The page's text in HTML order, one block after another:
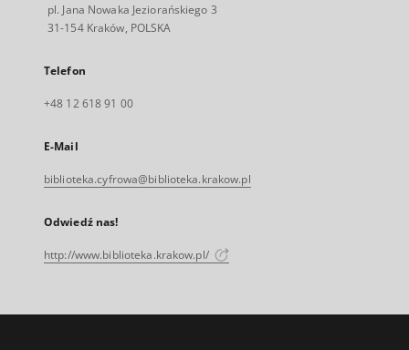
pl. Jana Nowaka Jeziorańskiego 3
31-154 Kraków, POLSKA
Telefon
+48 12 618 91 00
E-Mail
biblioteka.cyfrowa@biblioteka.krakow.pl
Odwiedź nas!
http://www.biblioteka.krakow.pl/